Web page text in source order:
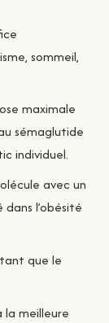
sommeil,
maximale
sémaglutide
individuel.
avec un
l’obésité
que le
la meilleure